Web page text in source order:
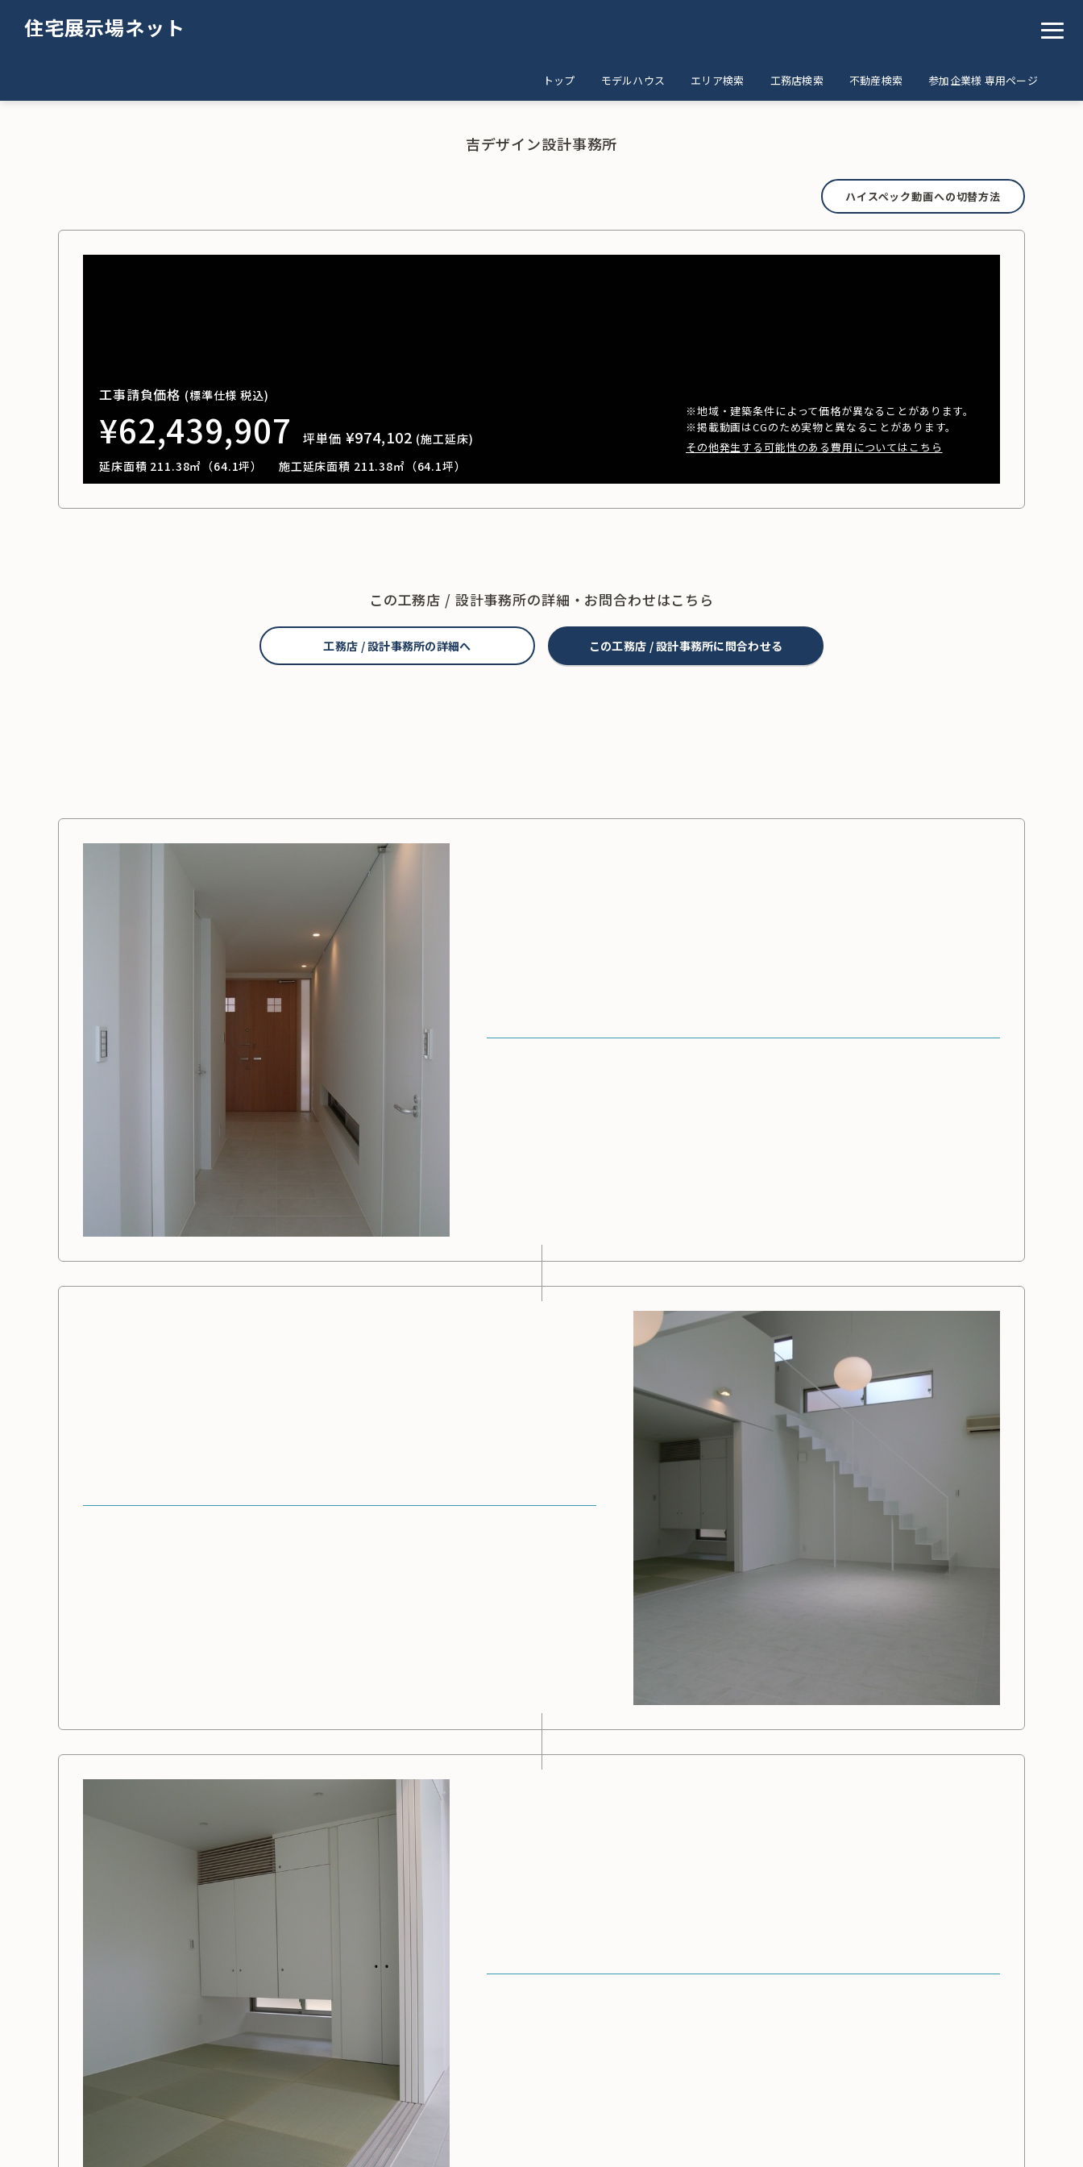
住宅展示場ネット
トップ モデルハウス エリア検索 工務店検索 不動産検索 参加企業様 専用ページ
吉デザイン設計事務所
ハイスペック動画への切替方法
工事請負価格 (標準仕様 税込)
¥62,439,907 坪単価 ¥974,102 (施工延床)
延床面積 211.38㎡（64.1坪）
施工延床面積 211.38㎡（64.1坪）
※地域・建築条件によって価格が異なることがあります。
※掲載動画はCGのため実物と異なることがあります。
その他発生する可能性のある費用についてはこちら
この工務店 / 設計事務所の詳細・お問合わせはこちら
工務店 / 設計事務所の詳細へ この工務店 / 設計事務所に問合わせる